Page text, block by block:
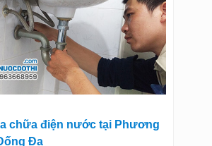
chữa điện nước tại Phương
Đa